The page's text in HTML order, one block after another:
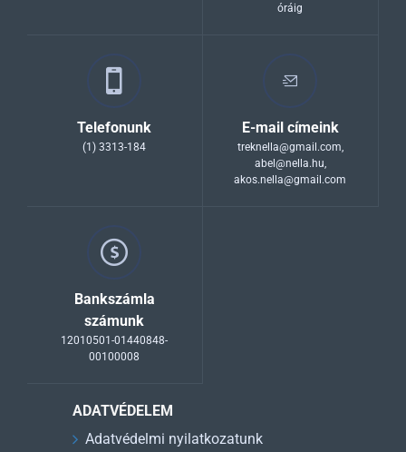
óráig
Telefonunk
(1) 3313-184
E-mail címeink
treknella@gmail.com,
abel@nella.hu,
akos.nella@gmail.com
Bankszámla
számunk
12010501-01440848-
00100008
ADATVÉDELEM
Adatvédelmi nyilatkozatunk